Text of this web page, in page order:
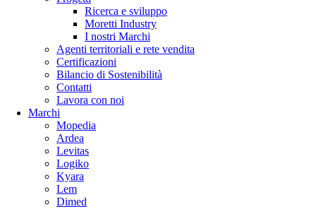
Ricerca e sviluppo
Moretti Industry
I nostri Marchi
Agenti territoriali e rete vendita
Certificazioni
Bilancio di Sostenibilità
Contatti
Lavora con noi
Marchi
Mopedia
Ardea
Levitas
Logiko
Kyara
Lem
Dimed